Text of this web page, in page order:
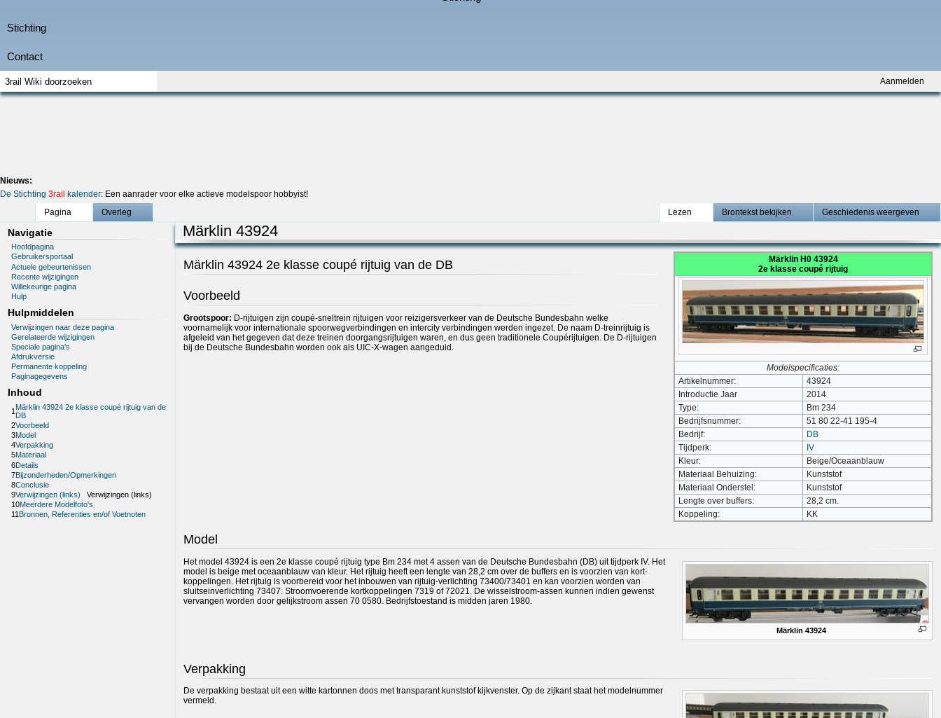
Aanmelden
Nieuws:
De Stichting 3rail kalender: Een aanrader voor elke actieve modelspoor hobbyist!
Pagina
Overleg Lezen Brontekst bekijken Geschiedenis weergeven
Navigatie
Hoofdpagina
Gebruikersportaal
Actuele gebeurtenissen
Recente wijzigingen
Willekeurige pagina
Hulp
Hulpmiddelen
Verwijzingen naar deze pagina
Gerelateerde wijzigingen
Speciale pagina's
Afdrukversie
Permanente koppeling
Paginagegevens
Inhoud
1 Märklin 43924 2e klasse coupé rijtuig van de
DB
2Voorbeeld
3Model
4Verpakking
5Materiaal
6Details
7Bijzonderheden/Opmerkingen
8Conclusie
9Verwijzingen (links)
Verwijzingen (links)
10Meerdere Modelfoto's
11Bronnen, Referenties en/of Voetnoten
Märklin 43924
Märklin H0 43924
2e klasse coupé rijtuig
Modelspecificaties:
Artikelnummer:
43924
Introductie Jaar
2014
Type:
Bm 234
Bedrijfsnummer:
51 80 22-41 195-4
Bedrijf:
DB
Tijdperk:
IV
Kleur:
Beige/Oceaanblauw
Materiaal Behuizing:
Kunststof
Materiaal Onderstel:
Kunststof
Lengte over buffers:
28,2 cm.
Koppeling:
KK
Märklin 43924 2e klasse coupé rijtuig van de DB
Voorbeeld
Grootspoor: D-rijtuigen zijn coupé-sneltrein rijtuigen voor reizigersverkeer van de Deutsche Bundesbahn welke
voornamelijk voor internationale spoorwegverbindingen en intercity verbindingen werden ingezet. De naam D-treinrijtuig is
afgeleid van het gegeven dat deze treinen doorgangsrijtuigen waren, en dus geen traditionele Coupérijtuigen. De D-rijtuigen
bij de Deutsche Bundesbahn worden ook als UIC-X-wagen aangeduid.
Model
Märklin 43924
Het model 43924 is een 2e klasse coupé rijtuig type Bm 234 met 4 assen van de Deutsche Bundesbahn (DB) uit tijdperk IV. Het
model is beige met oceaanblauw van kleur. Het rijtuig heeft een lengte van 28,2 cm over de buffers en is voorzien van kort-
koppelingen. Het rijtuig is voorbereid voor het inbouwen van rijtuig-verlichting 73400/73401 en kan voorzien worden van
sluitseinverlichting 73407. Stroomvoerende kortkoppelingen 7319 of 72021. De wisselstroom-assen kunnen indien gewenst
vervangen worden door gelijkstroom assen 70 0580. Bedrijfstoestand is midden jaren 1980.
Verpakking
De verpakking bestaat uit een witte kartonnen doos met transparant kunststof kijkvenster. Op de zijkant staat het modelnummer
vermeld.